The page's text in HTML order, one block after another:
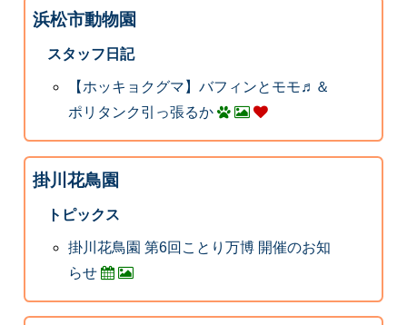
浜松市動物園
スタッフ日記
【ホッキョクグマ】バフィンとモモ♬＆
ポリタンク引っ張るか
掛川花鳥園
トピックス
掛川花鳥園 第6回ことり万博 開催のお知
らせ